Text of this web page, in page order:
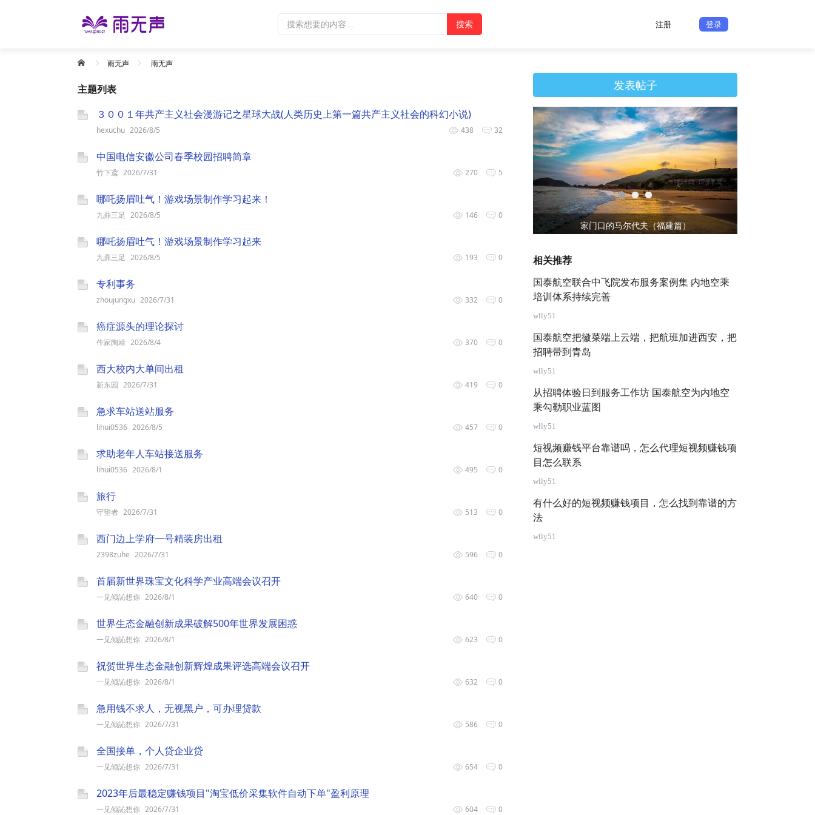
注册 登录
雨无声 雨无声
主题列表
３００１年共产主义社会漫游记之星球大战(人类历史上第一篇共产主义社会的科幻小说)
32
438
hexuchu 2026/8/5
中国电信安徽公司春季校园招聘简章
5
270
竹下鸢 2026/7/31
哪吒扬眉吐气！游戏场景制作学习起来！
0
146
九鼎三足 2026/8/5
哪吒扬眉吐气！游戏场景制作学习起来
0
193
九鼎三足 2026/8/5
专利事务
0
332
zhoujungxu 2026/7/31
癌症源头的理论探讨
0
370
作家陶靖 2026/8/4
西大校内大单间出租
0
419
新东园 2026/7/31
急求车站送站服务
0
457
lihui0536 2026/8/5
求助老年人车站接送服务
0
495
lihui0536 2026/8/1
旅行
0
513
守望者 2026/7/31
西门边上学府一号精装房出租
0
596
2398zuhe 2026/7/31
首届新世界珠宝文化科学产业高端会议召开
0
640
一见倾訫想你 2026/8/1
世界生态金融创新成果破解500年世界发展困惑
0
623
一见倾訫想你 2026/8/1
祝贺世界生态金融创新辉煌成果评选高端会议召开
0
632
一见倾訫想你 2026/8/1
急用钱不求人，无视黑户，可办理贷款
0
586
一见倾訫想你 2026/7/31
全国接单，个人贷企业贷
0
654
一见倾訫想你 2026/7/31
2023年后最稳定赚钱项目"淘宝低价采集软件自动下单"盈利原理
0
604
一见倾訫想你 2026/7/31
发表帖子
家门口的马尔代夫（福建篇）
相关推荐
国泰航空联合中飞院发布服务案例集 内地空乘
培训体系持续完善
wlly51
国泰航空把徽菜端上云端，把航班加进西安，把
招聘带到青岛
wlly51
从招聘体验日到服务工作坊 国泰航空为内地空
乘勾勒职业蓝图
wlly51
短视频赚钱平台靠谱吗，怎么代理短视频赚钱项
目怎么联系
wlly51
有什么好的短视频赚钱项目，怎么找到靠谱的方
法
wlly51